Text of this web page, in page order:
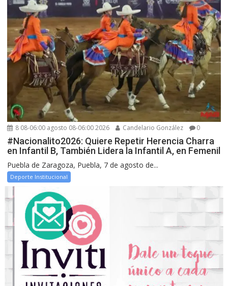
8 08-06:00 agosto 08-06:00 2026 Candelario González 0
#Nacionalito2026: Quiere Repetir Herencia Charra
en Infantil B, También Lidera la Infantil A, en Femenil
Puebla de Zaragoza, Puebla, 7 de agosto de...
Deporte Institucional